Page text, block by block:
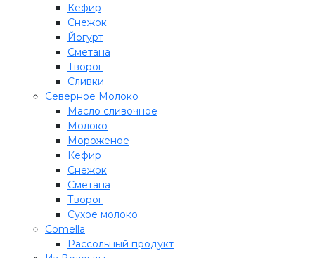
Кефир
Снежок
Йогурт
Сметана
Творог
Сливки
Северное Молоко
Масло сливочное
Молоко
Мороженое
Кефир
Снежок
Сметана
Творог
Сухое молоко
Comеlla
Рассольный продукт